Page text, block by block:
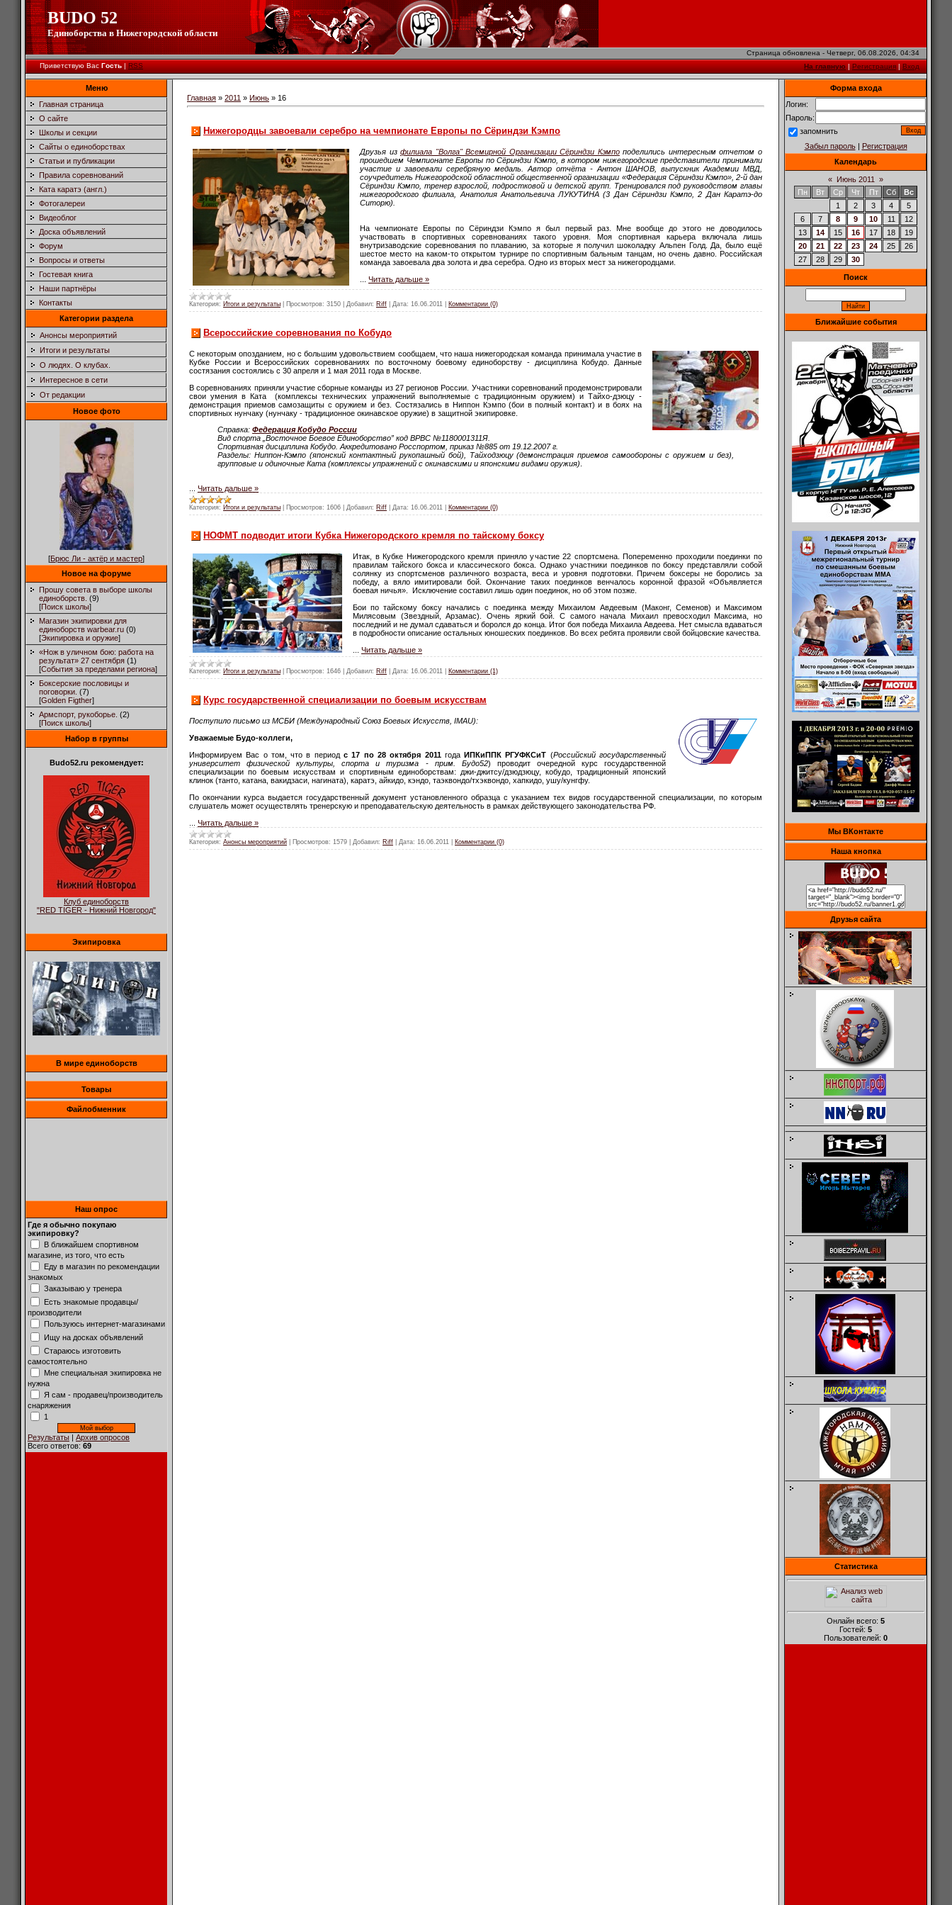
BUDO 52
Единоборства в Нижегородской области
Страница обновлена - Четверг, 06.08.2026, 04:34
Приветствую Вас Гость|RSS На главную|Регистрация|Вход
Меню
Главная страница
О сайте
Школы и секции
Сайты о единоборствах
Статьи и публикации
Правила соревнований
Ката каратэ (англ.)
Фотогалереи
Видеоблог
Доска объявлений
Форум
Вопросы и ответы
Гостевая книга
Наши партнёры
Контакты
Категории раздела
Анонсы мероприятий
Итоги и результаты
О людях. О клубах.
Интересное в сети
От редакции
Новое фото
[Брюс Ли - актёр и мастер]
Новое на форуме
Прошу совета в выборе школы
единоборств. (9)
[Поиск школы]
Магазин экипировки для
единоборств warbear.ru (0)
[Экипировка и оружие]
«Нож в уличном бою: работа на
результат» 27 сентября (1)
[События за пределами региона]
Боксерские пословицы и
поговорки. (7)
[Golden Figther]
Армспорт, рукоборье. (2)
[Поиск школы]
Набор в группы
Budo52.ru рекомендует:
Клуб единоборств
"RED TIGER - Нижний Новгород"
Экипировка
В мире единоборств
Товары
Файлобменник
Наш опрос
Где я обычно покупаю
экипировку?
В ближайшем спортивном
магазине, из того, что есть
Еду в магазин по рекомендации
знакомых
Заказываю у тренера
Есть знакомые продавцы/
производители
Пользуюсь интернет-магазинами
Ищу на досках объявлений
Стараюсь изготовить
самостоятельно
Мне специальная экипировка не
нужна
Я сам - продавец/производитель
снаряжения
1
Результаты | Архив опросов
Всего ответов: 69
Главная » 2011 » Июнь » 16
Нижегородцы завоевали серебро на чемпионате Европы по Сёриндзи Кэмпо
Друзья изфилиала "Волга" Всемирной Организации Сёриндзи Кэмпоподелились интересным отчетом о
прошедшем Чемпионате Европы по Сёриндзи Кэмпо, в котором нижегородские представители принимали
участие и завоевали серебряную медаль. Автор отчёта - Антон ШАНОВ, выпускник Академии МВД,
соучредитель Нижегородской областной общественной организации «Федерация Сёриндзи Кэмпо», 2-й дан
Сёриндзи Кэмпо, тренер взрослой, подростковой и детской групп. Тренировался под руководством главы
нижегородского филиала, Анатолия Анатольевича ЛУКУТИНА (3 Дан Сёриндзи Кэмпо, 2 Дан Каратэ-до
Ситорю).
На чемпионате Европы по Сёриндзи Кэмпо я был первый раз. Мне вообще до этого не доводилось
участвовать в спортивных соревнованиях такого уровня. Моя спортивная карьера включала лишь
внутризаводские соревнования по плаванию, за которые я получил шоколадку Альпен Голд. Да, было ещё
шестое место на каком-то открытом турнире по спортивным бальным танцам, но очень давно. Российская
команда завоевала два золота и два серебра. Одно из вторых мест за нижегородцами.
Читать дальше »
Категория: Итоги и результаты Просмотров: 3150 Добавил: Riff Дата: 16.06.2011 Комментарии (0)
Всероссийские соревнования по Кобудо
С некоторым опозданием, но с большим удовольствием сообщаем, что наша нижегородская команда принимала участие в
Кубке России и Всероссийских соревнованиях по восточному боевому единоборству - дисциплина Кобудо. Данные
состязания состоялись с 30 апреля и 1 мая 2011 года в Москве.
В соревнованиях приняли участие сборные команды из 27 регионов России. Участники соревнований продемонстрировали
свои умения в Ката (комплексы технических упражнений выполняемые с традиционным оружием) и Тайхо-дзюцу -
демонстрация приемов самозащиты с оружием и без. Состязались в Ниппон Кэмпо (бои в полный контакт) и в боях на
спортивных нунчаку (нунчаку - традиционное окинавское оружие) в защитной экипировке.
Справка: Федерация Кобудо России
Вид спорта „Восточное Боевое Единоборство” код ВРВС №1180001311Я.
Спортивная дисциплина Кобудо. Аккредитовано Росспортом, приказ №885 от 19.12.2007 г.
Разделы: Ниппон-Кэмпо (японский контактный рукопашный бой), Тайходзюцу (демонстрация приемов самообороны с оружием и без),
групповые и одиночные Ката (комплексы упражнений с окинавскими и японскими видами оружия)
Читать дальше »
Категория: Итоги и результаты Просмотров: 1606 Добавил: Riff Дата: 16.06.2011 Комментарии (0)
НОФМТ подводит итоги Кубка Нижегородского кремля по тайскому боксу
Итак, в Кубке Нижегородского кремля приняло участие 22 спортсмена. Попеременно проходили поединки по
правилам тайского бокса и классического бокса. Однако участники поединков по боксу представляли собой
солянку из спортсменов различного возраста, веса и уровня подготовки. Причем боксеры не боролись за
победу, а вяло имитировали бой. Окончание таких поединков венчалось коронной фразой «Объявляется
боевая ничья». Исключение составил лишь один поединок, но об этом позже.
Бои по тайскому боксу начались с поединка между Михаилом Авдеевым (Маконг, Семенов) и Максимом
Милясовым (Звездный, Арзамас). Очень яркий бой. С самого начала Михаил превосходил Максима, но
последний и не думал сдаваться и боролся до конца. Итог боя победа Михаила Авдеева. Нет смысла вдаваться
в подробности описание остальных юношеских поединков. Во всех ребята проявили свой бойцовские качества.
Читать дальше »
Категория: Итоги и результаты Просмотров: 1646 Добавил: Riff Дата: 16.06.2011 Комментарии (1)
Курс государственной специализации по боевым искусствам
Поступило письмо из МСБИ (Международный Союз Боевых Искусств, IMAU):
Уважаемые Будо-коллеги,
Информируем Вас о том, что в периодс 17 по 28 октября 2011года ИПКиППК РГУФКСиТ (Российский государственный
университет физической культуры, спорта и туризма - прим. Будо52) проводит очередной курс государственной
специализации по боевым искусствам и спортивным единоборствам: джи-джитсу/дзюдзюцу, кобудо, традиционный японский
клинок (танто, катана, вакидзаси, нагината), каратэ, айкидо, кэндо, таэквондо/тхэквондо, хапкидо, ушу/кунгфу.
По окончании курса выдается государственный документ установленного образца с указанием тех видов государственной специализации, по которым
слушатель может осуществлять тренерскую и преподавательскую деятельность в рамках действующего законодательства РФ.
Читать дальше »
Категория: Анонсы мероприятий Просмотров: 1579 Добавил: Riff Дата: 16.06.2011 Комментарии (0)
Форма входа
Логин:
Пароль:
запомнить
Забыл пароль| Регистрация
Календарь
« Июнь 2011
»
Пн
Вт Ср Чт Пт Сб
Вс
1
2 3 4
5
6
7 8 9 10 11
12
13
14 15 16 17 18
19
20
21 22 23 24 25
26
27
28 29 30
Поиск
Ближайшие события
Мы ВКонтакте
Наша кнопка
Друзья сайта
Статистика
Онлайн всего: 5
Гостей: 5
Пользователей: 0